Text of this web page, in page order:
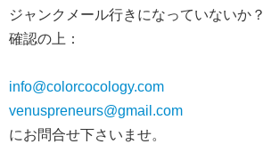
ジャンクメール行きになっていないか？
確認の上：
info@colorcocology.com
venuspreneurs@gmail.com
にお問合せ下さいませ。